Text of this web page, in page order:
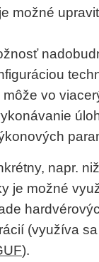
možné
vo
napr.
je možné
(využíva
).